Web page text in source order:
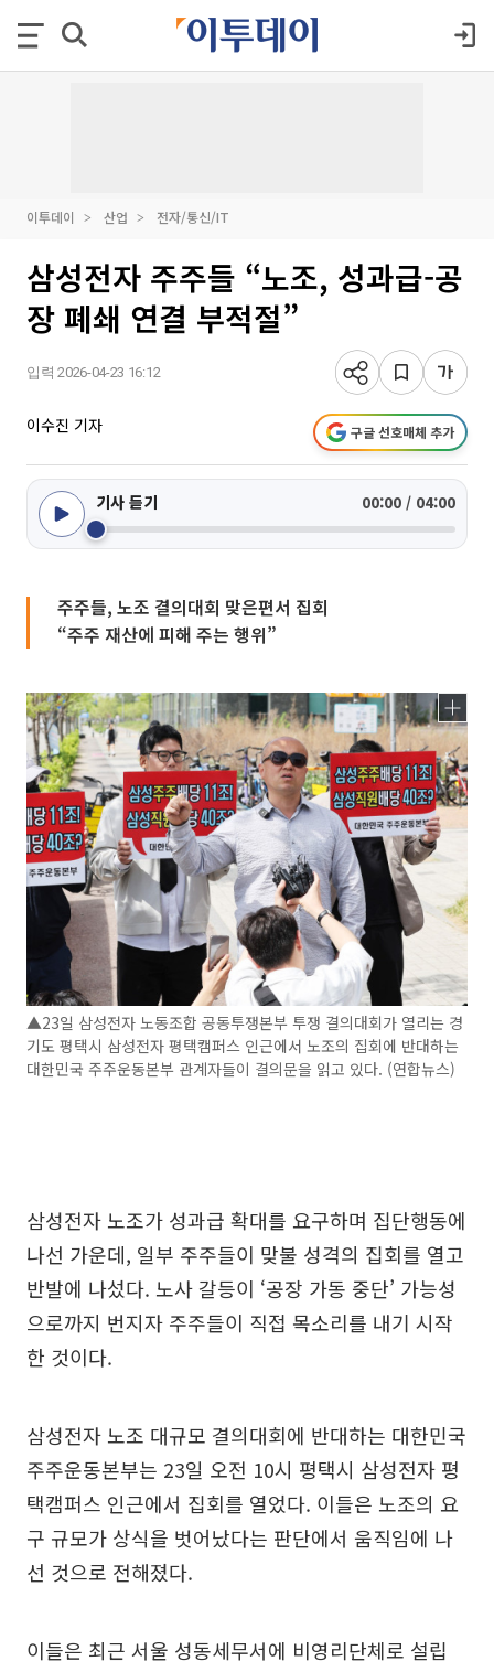
이투데이 산업 전자/통신/IT
삼성전자 주주들 “노조, 성과급-공
장 폐쇄 연결 부적절”
입력 2026-04-23 16:12
이수진 기자 구글 선호매체 추가
기사 듣기 00:00 / 04:00
주주들, 노조 결의대회 맞은편서 집회
“주주 재산에 피해 주는 행위”
▲23일 삼성전자 노동조합 공동투쟁본부 투쟁 결의대회가 열리는 경
기도 평택시 삼성전자 평택캠퍼스 인근에서 노조의 집회에 반대하는
대한민국 주주운동본부 관계자들이 결의문을 읽고 있다. (연합뉴스)
삼성전자 노조가 성과급 확대를 요구하며 집단행동에
나선 가운데, 일부 주주들이 맞불 성격의 집회를 열고
반발에 나섰다. 노사 갈등이 ‘공장 가동 중단’ 가능성
으로까지 번지자 주주들이 직접 목소리를 내기 시작
한 것이다.
삼성전자 노조 대규모 결의대회에 반대하는 대한민국
주주운동본부는 23일 오전 10시 평택시 삼성전자 평
택캠퍼스 인근에서 집회를 열었다. 이들은 노조의 요
구 규모가 상식을 벗어났다는 판단에서 움직임에 나
선 것으로 전해졌다.
이들은 최근 서울 성동세무서에 비영리단체로 설립